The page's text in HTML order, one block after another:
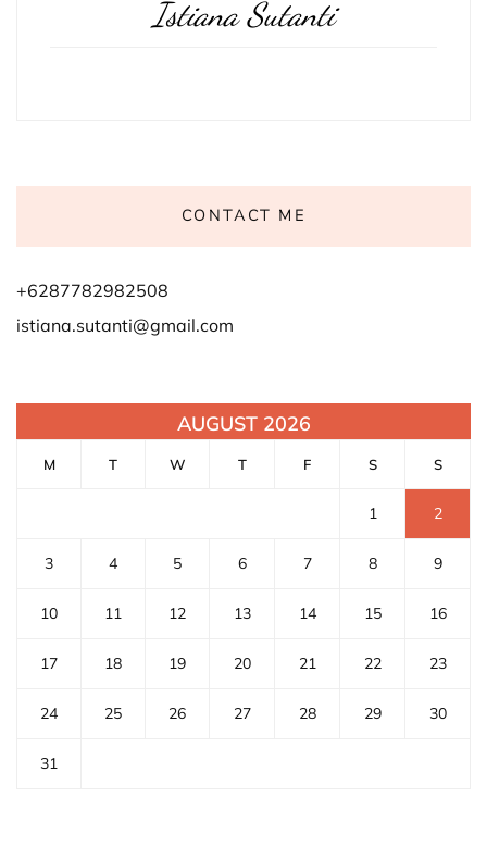
Istiana Sutanti
CONTACT ME
+6287782982508
istiana.sutanti@gmail.com
AUGUST 2026
M T W T F S S
1 2
3 4 5 6 7 8 9
10 11 12 13 14 15 16
17 18 19 20 21 22 23
24 25 26 27 28 29 30
31